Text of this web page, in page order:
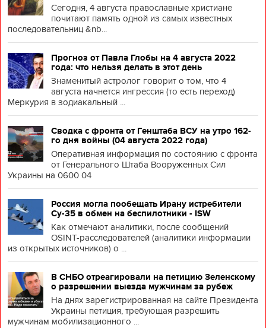
Сегодня, 4 августа православные христиане
почитают память одной из самых известных
последовательниц &nb...
Прогноз от Павла Глобы на 4 августа 2022
года: что нельзя делать в этот день
Знаменитый астролог говорит о том, что 4
августа начнется ингрессия (то есть переход)
Меркурия в зодиакальный ...
Сводка с фронта от Генштаба ВСУ на утро 162-
го дня войны (04 августа 2022 года)
Оперативная информация по состоянию с фронта
от Генерального Штаба Вооруженных Сил
Украины на 0600 04
Россия могла пообещать Ирану истребители
Су-35 в обмен на беспилотники - ISW
Как отмечают аналитики, после сообщений
OSINT-расследователей (аналитики информации
из открытых источников) о ...
В СНБО отреагировали на петицию Зеленскому
о разрешении выезда мужчинам за рубеж
На днях зарегистрированная на сайте Президента
Украины петиция, требующая разрешить
мужчинам мобилизационного ...